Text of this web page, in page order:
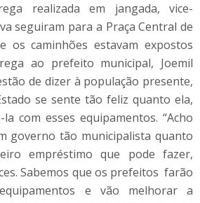
realizada em jangada, vice-
seguiram para a Praça Central de
os caminhões estavam expostos
ao prefeito municipal, Joemil
de dizer à população presente,
se sente tão feliz quanto ela,
com esses equipamentos. “Acho
governo tão municipalista quanto
empréstimo que pode fazer,
Sabemos que os prefeitos farão
e vão melhorar a